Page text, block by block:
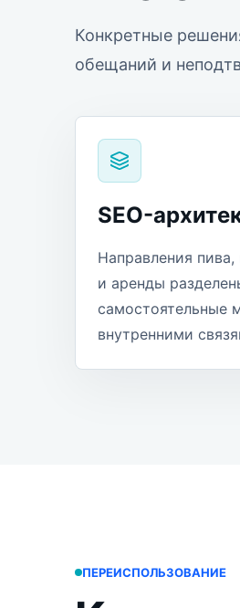
Конкретные
обещаний и
SEO-
Направления
и аренды
самостоятельные
внутренними
ПЕРЕИСПОЛЬЗОВАНИЕ